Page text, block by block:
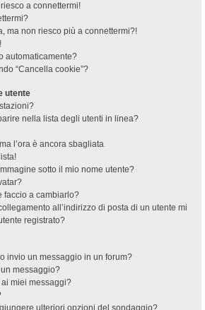
a connettermi!
ma non riesco più a connettermi?!
automaticamente?
“Cancella cookie”?
utente
nella lista degli utenti in linea?
l’ora è ancora sbagliata
sotto il mio nome utente?
faccio a cambiarlo?
all’indirizzo di posta di un utente mi
registrato?
invio un messaggio in un forum?
messaggio?
miei messaggi?
ulteriori opzioni del sondaggio?